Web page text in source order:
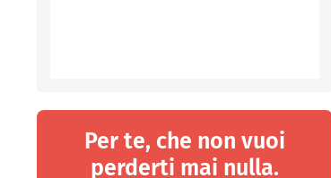
Per te, che non vuoi
perderti mai nulla.